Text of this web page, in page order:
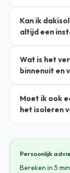
Kan ik
altijd een
Wat is het
binnenuit en
Moet ik ook
het isoleren
Persoonlijk
Bereken in 5